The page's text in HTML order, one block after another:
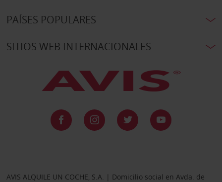
PAÍSES POPULARES
SITIOS WEB INTERNACIONALES
AVIS ALQUILE UN COCHE, S.A. | Domicilio social en Avda. de